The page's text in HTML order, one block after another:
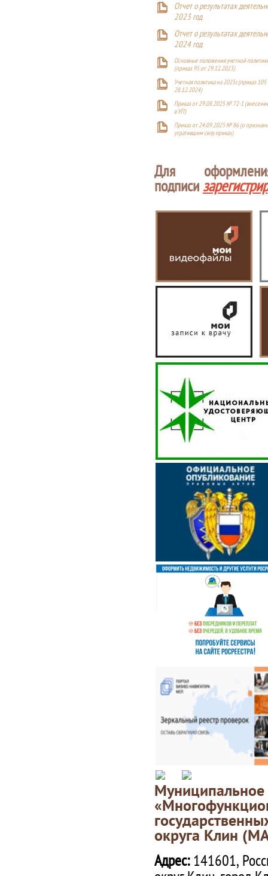
Отчет о результатах
2023 год
Отчет о результатах
2024 год
Основные положения учетной
(приказ 95 от 29.12.2023)
Учетная политика на 2025г. (приказ 105
28.12.2024)
Приказ от 29.08.2025 № 72-1
в УП)
Приказ от 24.09.2025 № 86 (о
утратившим силу приказ)
Для
подписи
округа Клин
Адрес:141601,